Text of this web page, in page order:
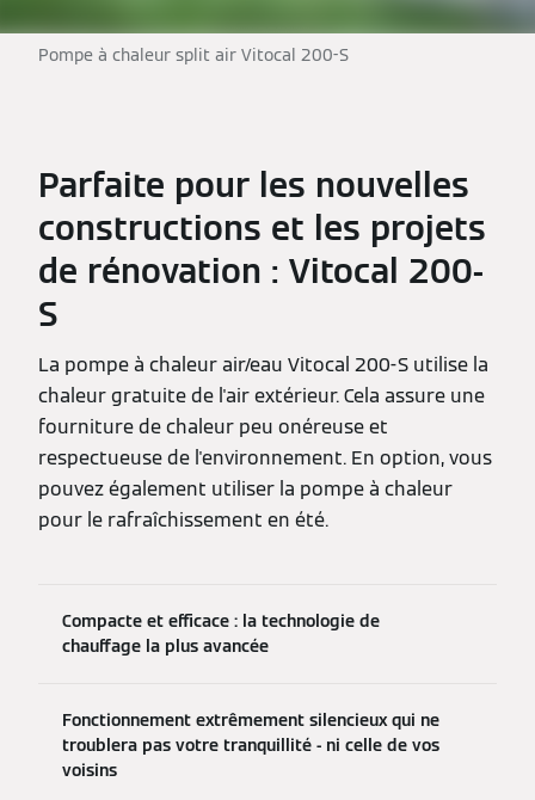
Pompe à chaleur split air Vitocal 200-S
Parfaite pour les nouvelles
constructions et les projets
de rénovation : Vitocal 200-
S
La pompe à chaleur air/eau Vitocal 200-S utilise la
chaleur gratuite de l'air extérieur. Cela assure une
fourniture de chaleur peu onéreuse et
respectueuse de l'environnement. En option, vous
pouvez également utiliser la pompe à chaleur
pour le rafraîchissement en été.
Compacte et efficace : la technologie de
chauffage la plus avancée
Fonctionnement extrêmement silencieux qui ne
troublera pas votre tranquillité - ni celle de vos
voisins